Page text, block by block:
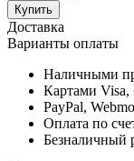
Купить
Доставка
Варианты оплаты
Наличными
Картами
PayPal,
Оплата по
Безналичный